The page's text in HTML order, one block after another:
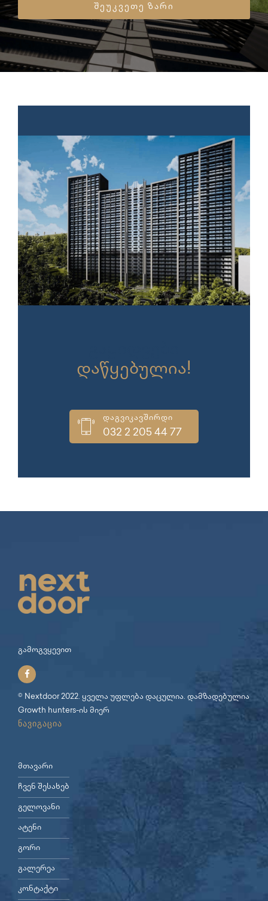
დაწყებულია!
დაგვიკავშირდი
032 2 205 44 77
გამოგვყევით
© Nextdoor 2022. ყველა უფლება დაცულია. დამზადებულია
Growth hunters-ის მიერ
ნავიგაცია
მთავარი
ჩვენ შესახებ
გელოვანი
ატენი
გორი
გალერეა
კონტაქტი